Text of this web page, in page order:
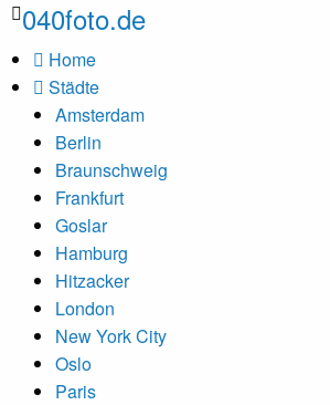
040foto.de
Home
Städte
Amsterdam
Berlin
Braunschweig
Frankfurt
Goslar
Hamburg
Hitzacker
London
New York City
Oslo
Paris